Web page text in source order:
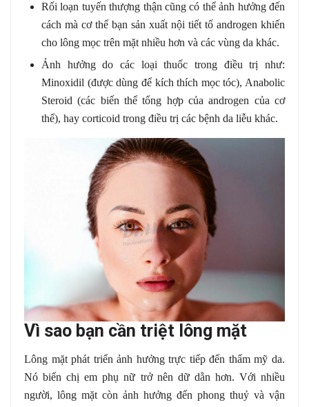
Rối loạn tuyến thượng thận cũng có thể ảnh hưởng đến
cách mà cơ thể bạn sản xuất nội tiết tố androgen khiến
cho lông mọc trên mặt nhiều hơn và các vùng da khác.
Ảnh hưởng do các loại thuốc trong điều trị như:
Minoxidil (được dùng để kích thích mọc tóc), Anabolic
Steroid (các biến thể tổng hợp của androgen của cơ
thể), hay corticoid trong điều trị các bệnh da liễu khác.
Vì sao bạn cần triệt lông mặt
Lông mặt phát triển ảnh hưởng trực tiếp đến thẩm mỹ da.
Nó biến chị em phụ nữ trở nên dữ dằn hơn. Với nhiều
người, lông mặt còn ảnh hưởng đến phong thuỷ và vận